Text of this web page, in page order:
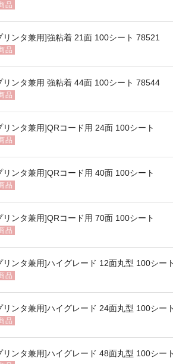
品
ンタ兼用]強粘着 21面 100シート 78521
品
リンタ兼用 強粘着 44面 100シート 78544
品
ンタ兼用]QRコード用 24面 100シート
品
ンタ兼用]QRコード用 40面 100シート
品
ンタ兼用]QRコード用 70面 100シート
品
ンタ兼用]ハイグレード 12面丸型 100シート
品
ンタ兼用]ハイグレード 24面丸型 100シート
品
ンタ兼用]ハイグレード 48面丸型 100シート